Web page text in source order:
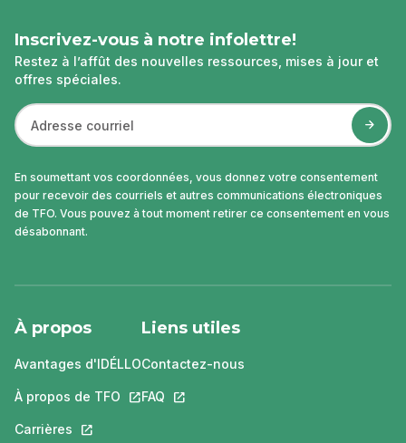
Inscrivez-vous à notre infolettre!
Restez à l’affût des nouvelles ressources, mises à jour et
offres spéciales.
En soumettant vos coordonnées, vous donnez votre consentement
pour recevoir des courriels et autres communications électroniques
de TFO. Vous pouvez à tout moment retirer ce consentement en vous
désabonnant.
À propos
Avantages d'IDÉLLO
À propos de TFO Ce lien s'ouvrira dans un nouvel onglet.
Carrières Ce lien s'ouvrira dans un nouvel onglet.
Liens utiles
Contactez-nous
FAQ Ce lien s'ouvrira dans un nouvel